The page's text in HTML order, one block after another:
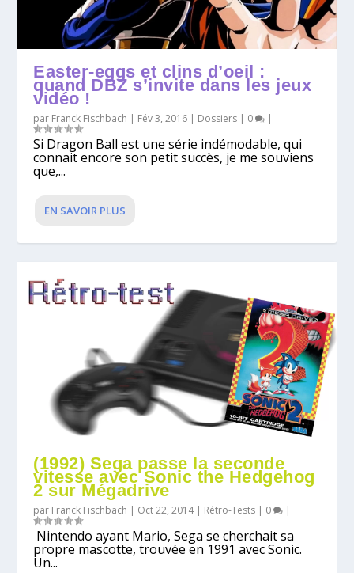
Easter-eggs et clins d’oeil :
quand DBZ s’invite dans les jeux
vidéo !
par Franck Fischbach | Fév 3, 2016 | Dossiers | 0 |
Si Dragon Ball est une série indémodable, qui
connait encore son petit succès, je me souviens
que,...
EN SAVOIR PLUS
(1992) Sega passe la seconde
vitesse avec Sonic the Hedgehog
2 sur Mégadrive
par Franck Fischbach | Oct 22, 2014| Rétro-Tests | 0 |
Nintendo ayant Mario, Sega se cherchait sa
propre mascotte, trouvée en 1991 avec Sonic.
Un...